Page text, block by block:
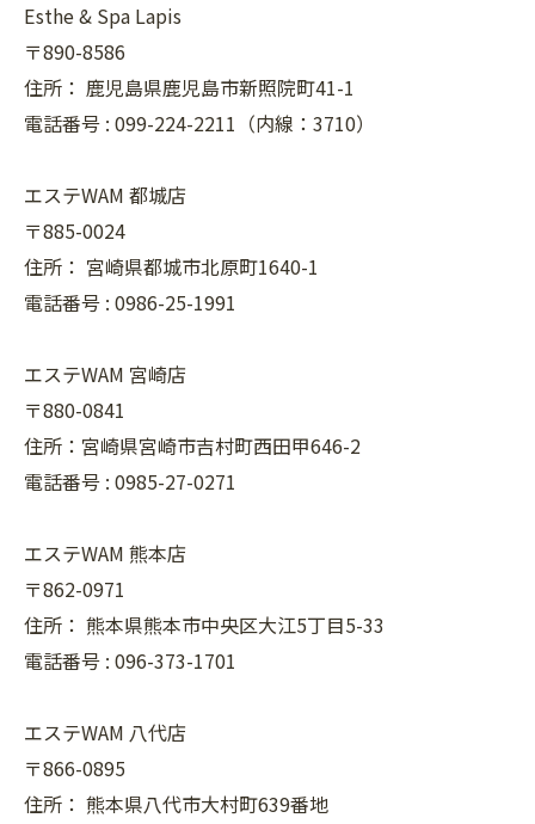
Esthe & Spa Lapis
〒890-8586
住所： 鹿児島県鹿児島市新照院町41-1
電話番号 : 099-224-2211（内線：3710）
エステWAM 都城店
〒885-0024
住所： 宮崎県都城市北原町1640-1
電話番号 : 0986-25-1991
エステWAM 宮崎店
〒880-0841
住所：宮崎県宮崎市吉村町西田甲646-2
電話番号 : 0985-27-0271
エステWAM 熊本店
〒862-0971
住所： 熊本県熊本市中央区大江5丁目5-33
電話番号 : 096-373-1701
エステWAM 八代店
〒866-0895
住所： 熊本県八代市大村町639番地